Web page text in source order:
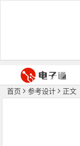
首页 参考设计 正文